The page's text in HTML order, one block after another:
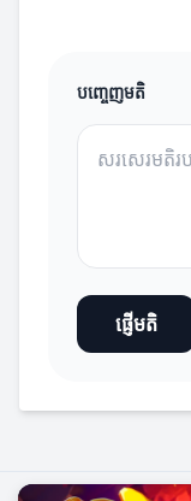
បញ្ចេញមតិ
ផ្ញើមតិ